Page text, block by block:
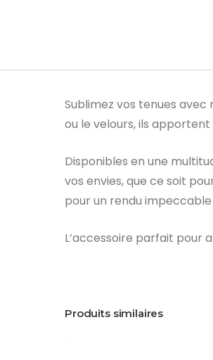
Sublimez vos tenues avec
ou le velours, ils
Disponibles en une
vos envies, que ce soit
pour un rendu
L’accessoire parfait pour
Produits similaires